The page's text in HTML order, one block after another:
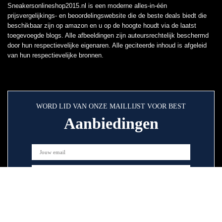
Sneakersonlineshop2015.nl is een moderne alles-in-één
prijsvergelijkings- en beoordelingswebsite die de beste deals biedt die
beschikbaar zijn op amazon en u op de hoogte houdt via de laatst
toegevoegde blogs. Alle afbeeldingen zijn auteursrechtelijk beschermd
door hun respectievelijke eigenaren. Alle geciteerde inhoud is afgeleid
van hun respectievelijke bronnen.
WORD LID VAN ONZE MAILLIJST VOOR BEST
Aanbiedingen